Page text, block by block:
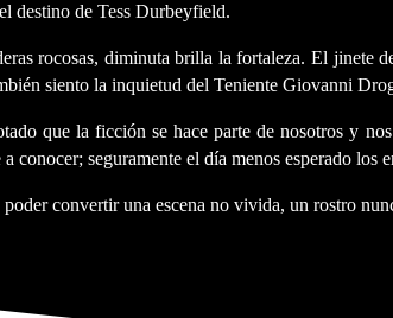
destino de Tess Durbeyfield.
rocosas, diminuta brilla la fortaleza. El jinete
siento la inquietud del Teniente Giovanni
que la ficción se hace parte de nosotros y
conocer; seguramente el día menos esperado
convertir una escena no vivida, un rostro